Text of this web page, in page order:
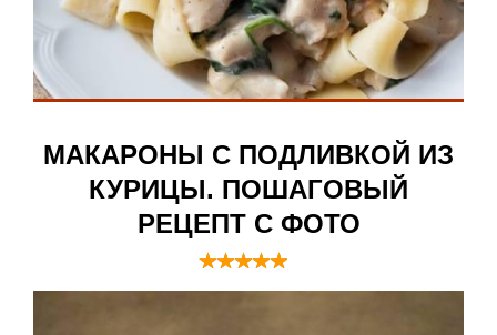
МАКАРОНЫ С ПОДЛИВКОЙ ИЗ
КУРИЦЫ. ПОШАГОВЫЙ
РЕЦЕПТ С ФОТО